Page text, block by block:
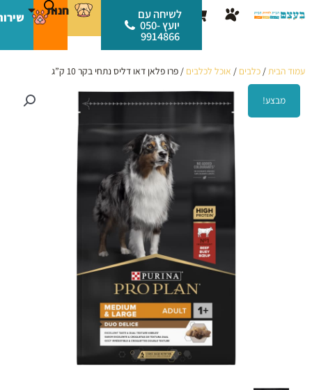
לתוכן
עגלת
קניות
לשיחה עם
יועץ 050-
9914866
חנות
עמוד הבית/ כלבים / אוכל לכלבים / פרו פלאן דאו דליס נתחי בקר 10 ק”ג
מבצע!